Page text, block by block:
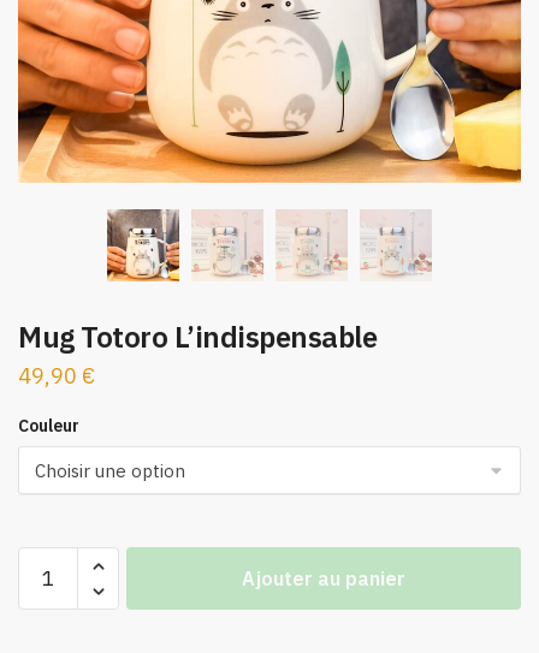
Mug Totoro L’indispensable
49,90 €
Couleur
Ajouter au panier